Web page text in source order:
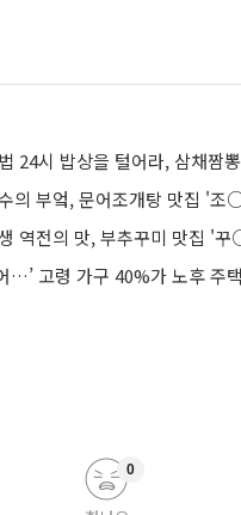
생 역전의 맛, 부추꾸미
…’ 고령 가구 40%가 노후 주택
0